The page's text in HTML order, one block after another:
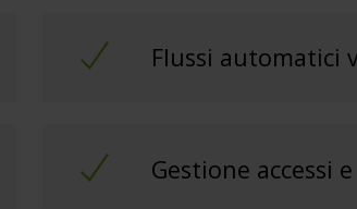
Flussi automatici
Gestione accessi